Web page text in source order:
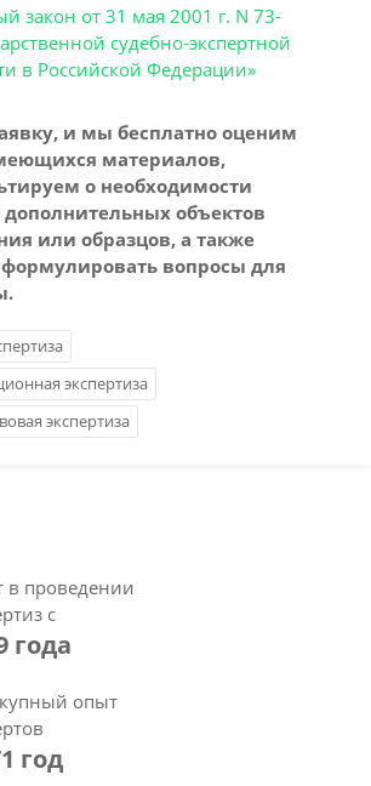
закон от 31 мая 2001 г. N 73-
судебно-экспертной
в Российской Федерации»
и мы бесплатно оценим
материалов,
о необходимости
объектов
или образцов, а также
вопросы для
экспертиза
экспертиза
в проведении
с
года
опыт
год